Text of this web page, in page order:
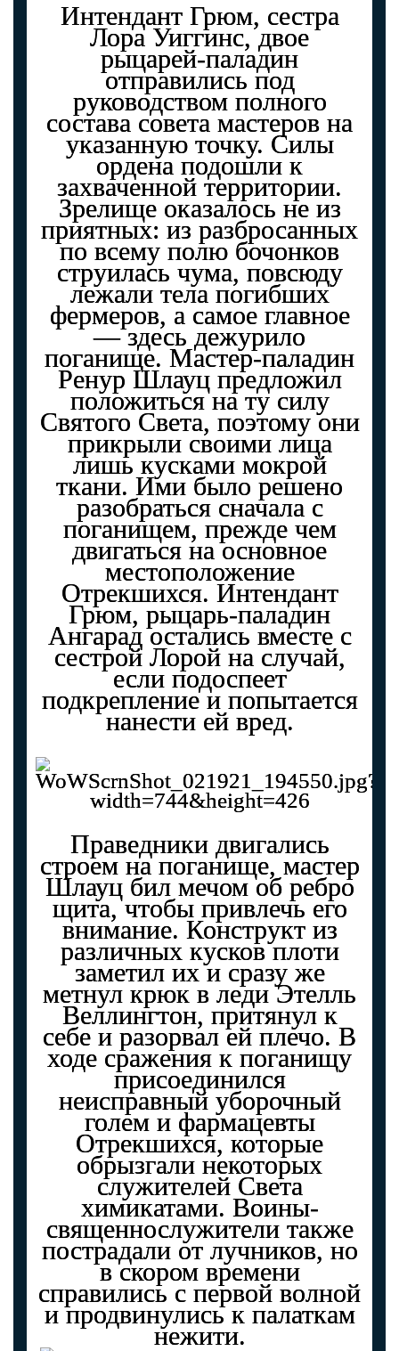
Интендант Грюм, сестра
Лора Уиггинс, двое
рыцарей-паладин
отправились под
руководством полного
состава совета мастеров на
указанную точку. Силы
ордена подошли к
захваченной территории.
Зрелище оказалось не из
приятных: из разбросанных
по всему полю бочонков
струилась чума, повсюду
лежали тела погибших
фермеров, а самое главное
— здесь дежурило
поганище. Мастер-паладин
Ренур Шлауц предложил
положиться на ту силу
Святого Света, поэтому они
прикрыли своими лица
лишь кусками мокрой
ткани. Ими было решено
разобраться сначала с
поганищем, прежде чем
двигаться на основное
местоположение
Отрекшихся. Интендант
Грюм, рыцарь-паладин
Ангарад остались вместе с
сестрой Лорой на случай,
если подоспеет
подкрепление и попытается
нанести ей вред.
Праведники двигались
строем на поганище, мастер
Шлауц бил мечом об ребро
щита, чтобы привлечь его
внимание. Конструкт из
различных кусков плоти
заметил их и сразу же
метнул крюк в леди Этелль
Веллингтон, притянул к
себе и разорвал ей плечо. В
ходе сражения к поганищу
присоединился
неисправный уборочный
голем и фармацевты
Отрекшихся, которые
обрызгали некоторых
служителей Света
химикатами. Воины-
священнослужители также
пострадали от лучников, но
в скором времени
справились с первой волной
и продвинулись к палаткам
нежити.